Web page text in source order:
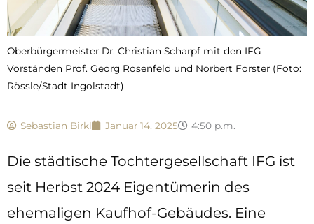
Oberbürgermeister Dr. Christian Scharpf mit den IFG
Vorständen Prof. Georg Rosenfeld und Norbert Forster (Foto:
Rössle/Stadt Ingolstadt)
Sebastian Birkl Januar 14, 2025 4:50 p.m.
Die städtische Tochtergesellschaft IFG ist
seit Herbst 2024 Eigentümerin des
ehemaligen Kaufhof-Gebäudes. Eine